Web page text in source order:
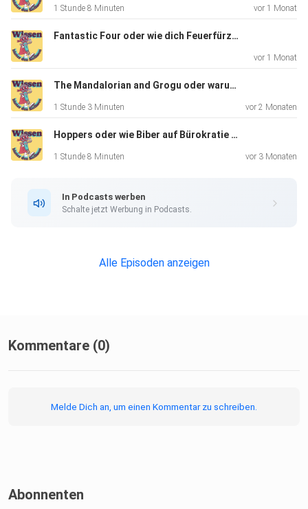
1 Stunde 8 Minuten vor 1 Monat
Fantastic Four oder wie dich Feuerfürze fliegen lassen
vor 1 Monat
The Mandalorian and Grogu oder warum es Jabba mit sich selbst macht
1 Stunde 3 Minuten vor 2 Monaten
Hoppers oder wie Biber auf Bürokratie scheißen
1 Stunde 8 Minuten vor 3 Monaten
In Podcasts werben
Schalte jetzt Werbung in Podcasts.
Alle Episoden anzeigen
Kommentare (0)
Melde Dich an, um einen Kommentar zu schreiben.
Abonnenten